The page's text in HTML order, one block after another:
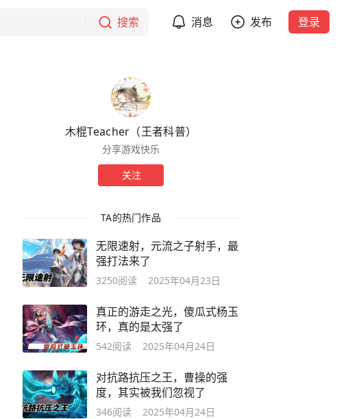
搜索 消息 发布 登录
木棍Teacher（王者科普）
分享游戏快乐
关注
TA的热门作品
无限速射，元流之子射手，最
强打法来了
3250阅读 2025年04月23日
真正的游走之光，傻瓜式杨玉
环，真的是太强了
542阅读 2025年04月24日
对抗路抗压之王，曹操的强
度，其实被我们忽视了
346阅读 2025年04月24日